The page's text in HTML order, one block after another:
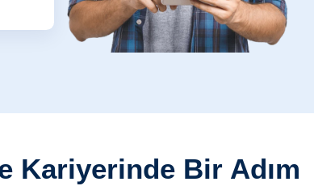
Kariyerinde Bir Adım